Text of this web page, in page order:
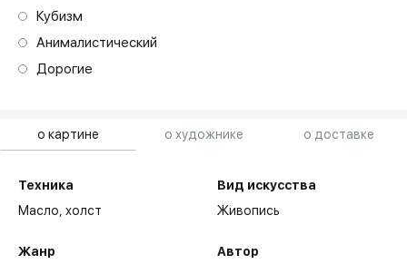
о картине о художнике о доставке
Техника
Масло,холст
Жанр
Вид искусства
Живопись
Автор
Кубизм
Анималистический
Дорогие